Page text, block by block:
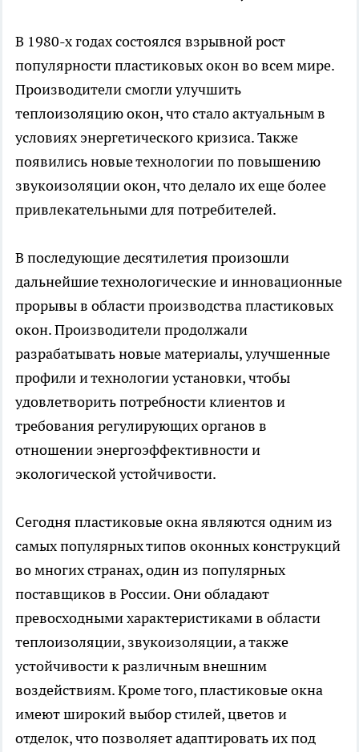
В 1980-х годах состоялся взрывной рост
популярности пластиковых окон во всем мире.
Производители смогли улучшить
теплоизоляцию окон, что стало актуальным в
условиях энергетического кризиса. Также
появились новые технологии по повышению
звукоизоляции окон, что делало их еще более
привлекательными для потребителей.
В последующие десятилетия произошли
дальнейшие технологические и инновационные
прорывы в области производства пластиковых
окон. Производители продолжали
разрабатывать новые материалы, улучшенные
профили и технологии установки, чтобы
удовлетворить потребности клиентов и
требования регулирующих органов в
отношении энергоэффективности и
экологической устойчивости.
Сегодня пластиковые окна являются одним из
самых популярных типов оконных конструкций
во многих странах, один из популярных
поставщиков в России. Они обладают
превосходными характеристиками в области
теплоизоляции, звукоизоляции, а также
устойчивости к различным внешним
воздействиям. Кроме того, пластиковые окна
имеют широкий выбор стилей, цветов и
отделок, что позволяет адаптировать их под